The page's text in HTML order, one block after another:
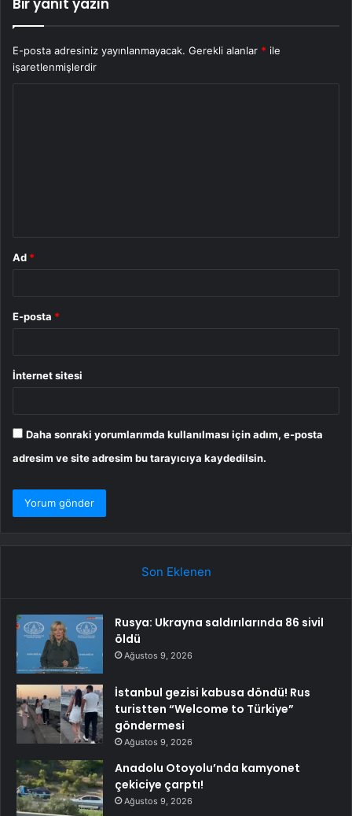
Bir yanıt yazın
E-posta adresiniz yayınlanmayacak. Gerekli alanlar * ile
işaretlenmişlerdir
Ad *
E-posta *
İnternet sitesi
Daha sonraki yorumlarımda kullanılması için adım, e-posta
adresim ve site adresim bu tarayıcıya kaydedilsin.
Son Eklenen
Rusya: Ukrayna saldırılarında 86 sivil
öldü
Ağustos 9, 2026
İstanbul gezisi kabusa döndü! Rus
turistten “Welcome to Türkiye”
göndermesi
Ağustos 9, 2026
Anadolu Otoyolu’nda kamyonet
çekiciye çarptı!
Ağustos 9, 2026